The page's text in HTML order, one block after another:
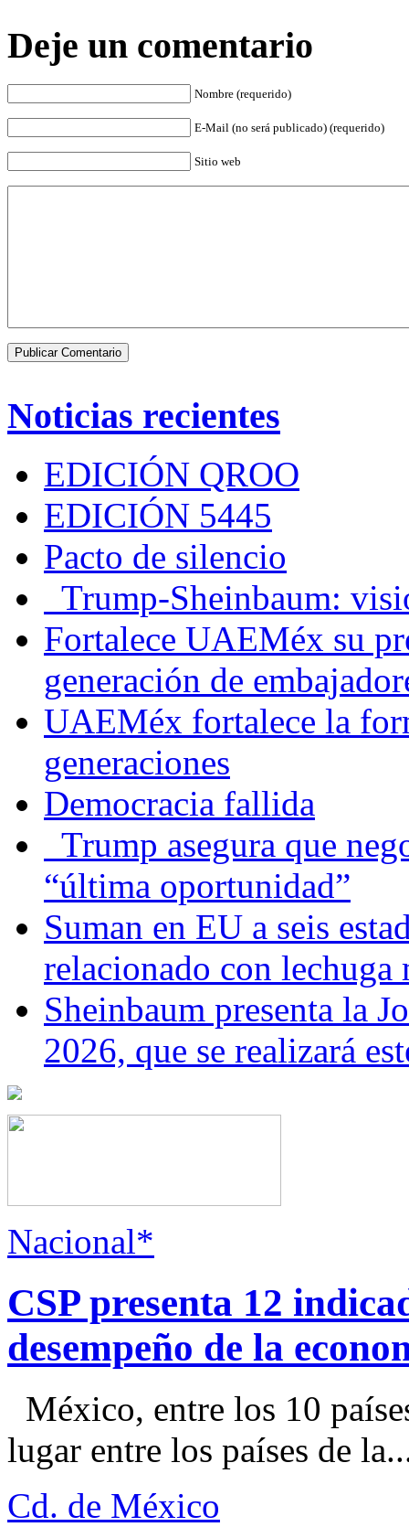
Deje un comentario
Nombre (requerido)
E-Mail (no será publicado) (requerido)
Sitio web
Noticias recientes
EDICIÓN QROO
EDICIÓN 5445
Pacto de silencio
Trump-Sheinbaum:
Fortalece UAEMéx su
generación de
UAEMéx fortalece la
generaciones
Democracia fallida
Trump asegura que
“última oportunidad”
Suman en EU a seis
relacionado con lechuga
Sheinbaum presenta la
2026, que se realizará
Nacional*
CSP presenta 12
desempeño de la
México, entre los 10
lugar entre los países de
Cd. de México